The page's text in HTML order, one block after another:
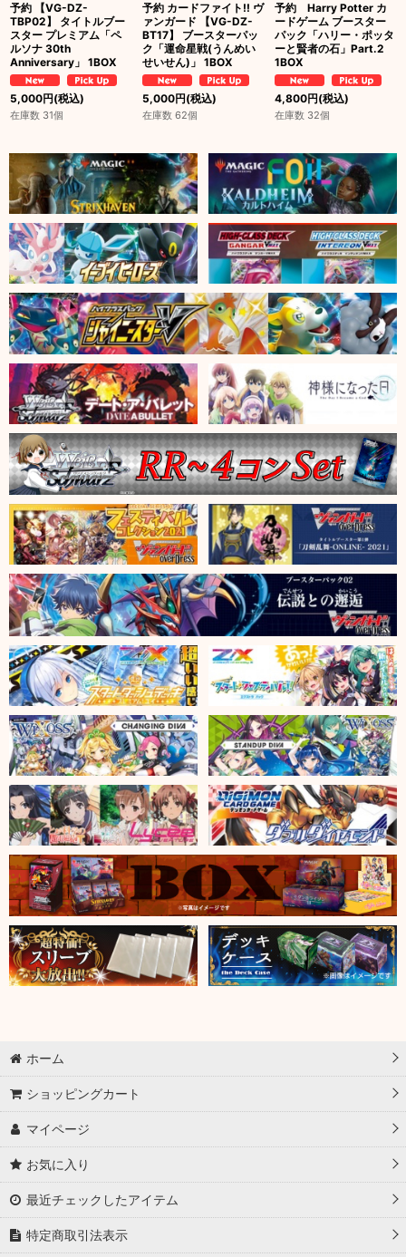
予約 【VG-DZ-
TBP02】 タイトルブー
スター プレミアム「ペ
ルソナ 30th
Anniversary」 1BOX
5,000円(税込)
在庫数 31個
予約 カードファイト!! ヴ
ァンガード 【VG-DZ-
BT17】 ブースターパッ
ク「運命星戦(うんめい
せいせん)」 1BOX
5,000円(税込)
在庫数 62個
予約 Harry Potter カ
ードゲーム ブースター
パック「ハリー・ポッタ
ーと賢者の石」Part.2
1BOX
4,800円(税込)
在庫数 32個
ホーム
ショッピングカート
マイページ
お気に入り
最近チェックしたアイテム
特定商取引法表示